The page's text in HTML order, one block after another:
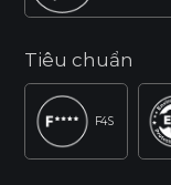
Tiêu chuẩn
F4S